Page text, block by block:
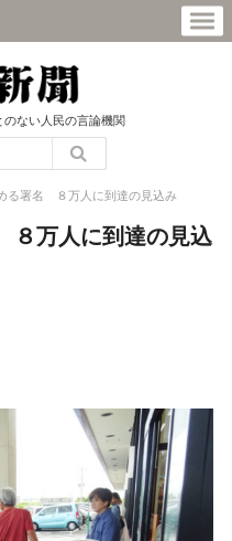
ない人民の言論機関
る署名 ８万人に到達の見込み
万人に到達の見込